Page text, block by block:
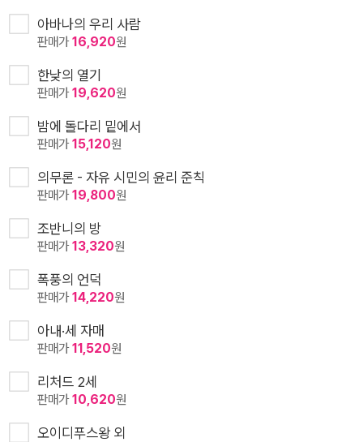
아바나의 우리 사람
판매가16,920원
한낮의 열기
판매가19,620원
밤에 돌다리 밑에서
판매가15,120원
의무론 - 자유 시민의 윤리 준칙
판매가19,800원
조반니의 방
판매가13,320원
폭풍의 언덕
판매가14,220원
아내·세 자매
판매가11,520원
리처드 2세
판매가10,620원
오이디푸스왕 외